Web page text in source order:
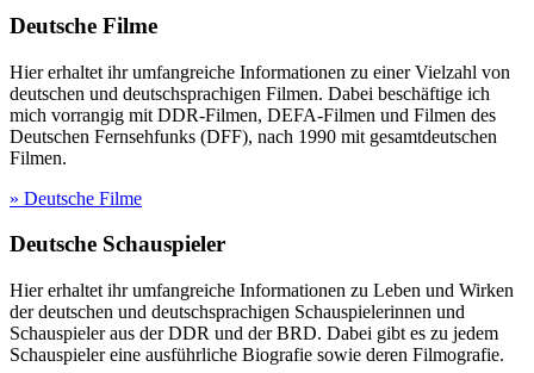
Deutsche Filme
Hier erhaltet ihr umfangreiche Informationen zu einer Vielzahl von
deutschen und deutschsprachigen Filmen. Dabei beschäftige ich
mich vorrangig mit DDR-Filmen, DEFA-Filmen und Filmen des
Deutschen Fernsehfunks (DFF), nach 1990 mit gesamtdeutschen
Filmen.
» Deutsche Filme
Deutsche Schauspieler
Hier erhaltet ihr umfangreiche Informationen zu Leben und Wirken
der deutschen und deutschsprachigen Schauspielerinnen und
Schauspieler aus der DDR und der BRD. Dabei gibt es zu jedem
Schauspieler eine ausführliche Biografie sowie deren Filmografie.